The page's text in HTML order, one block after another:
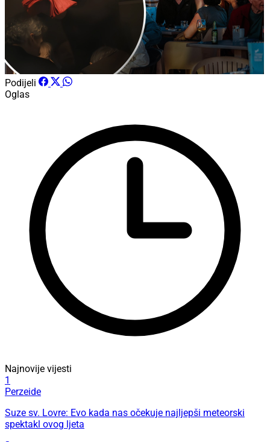
Podijeli
Oglas
Najnovije vijesti
1
Perzeide
Suze sv. Lovre: Evo kada nas očekuje najljepši meteorski
spektakl ovog ljeta